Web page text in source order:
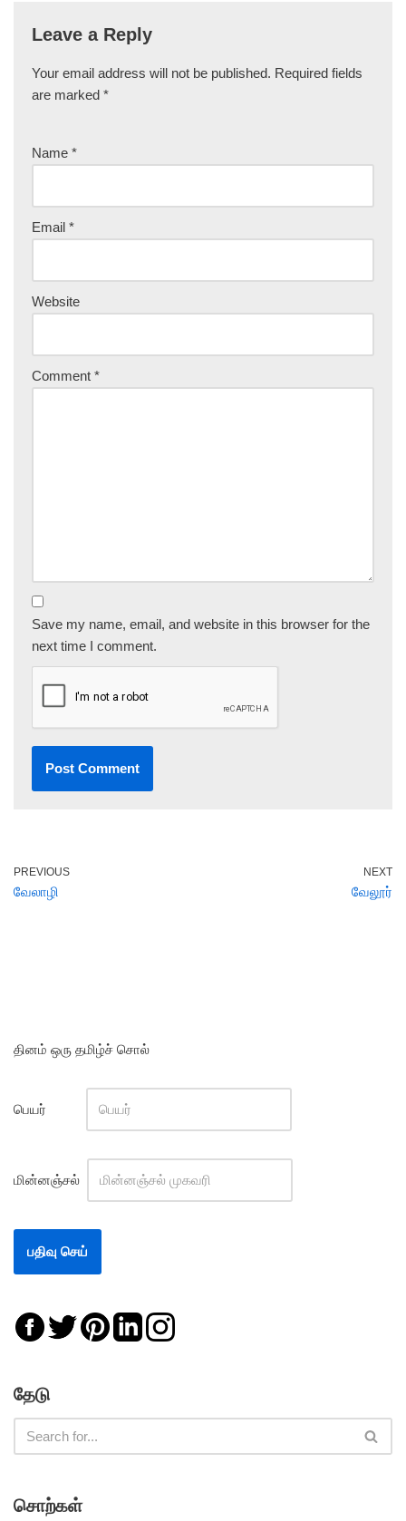
Leave a Reply
Your email address will not be published. Required fields
are marked *
Name *
Email *
Website
Comment *
Save my name, email, and website in this browser for the
next time I comment.
PREVIOUS
வேலாழி
NEXT
வேலூர்
தினம் ஒரு தமிழ்ச் சொல்
பெயர்
மின்னஞ்சல்
தேடு
சொற்கள்